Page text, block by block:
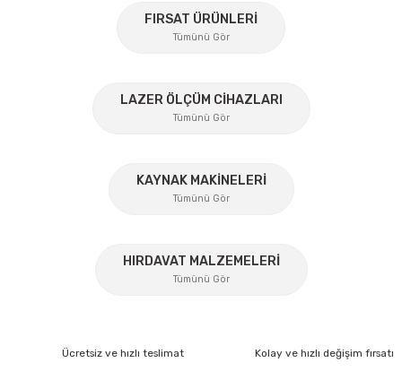
Ürün bilgilerinde hatalar bulunuyor.
Gönder
FIRSAT ÜRÜNLERİ
Tümünü Gör
LAZER ÖLÇÜM CİHAZLARI
Tümünü Gör
KAYNAK MAKİNELERİ
Tümünü Gör
HIRDAVAT MALZEMELERİ
Tümünü Gör
Ücretsiz ve hızlı teslimat Kolay ve hızlı değişim fırsatı